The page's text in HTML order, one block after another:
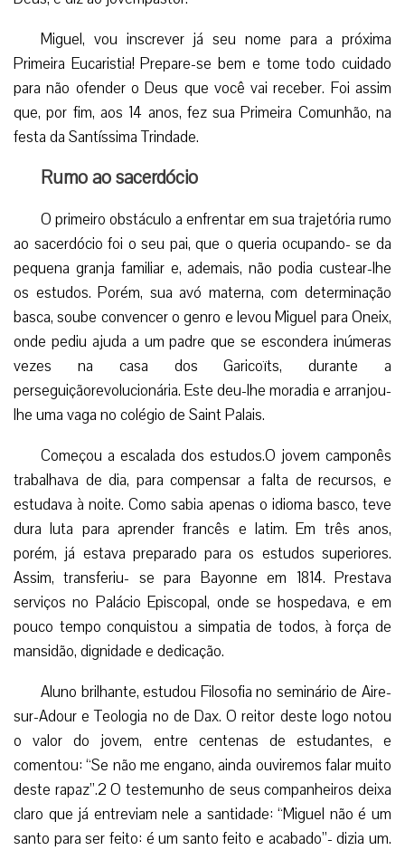
Miguel, vou inscrever já seu nome para a próxima
Primeira Eucaristia! Prepare-se bem e tome todo cuidado
para não ofender o Deus que você vai receber. Foi assim
que, por fim, aos 14 anos, fez sua Primeira Comunhão, na
festa da Santíssima Trindade.
Rumo ao sacerdócio
O primeiro obstáculo a enfrentar em sua trajetória rumo
ao sacerdócio foi o seu pai, que o queria ocupando- se da
pequena granja familiar e, ademais, não podia custear-lhe
os estudos. Porém, sua avó materna, com determinação
basca, soube convencer o genro e levou Miguel para Oneix,
onde pediu ajuda a um padre que se escondera inúmeras
vezes na casa dos Garicoïts, durante a
perseguiçãorevolucionária. Este deu-lhe moradia e arranjou-
lhe uma vaga no colégio de Saint Palais.
Começou a escalada dos estudos.O jovem camponês
trabalhava de dia, para compensar a falta de recursos, e
estudava à noite. Como sabia apenas o idioma basco, teve
dura luta para aprender francês e latim. Em três anos,
porém, já estava preparado para os estudos superiores.
Assim, transferiu- se para Bayonne em 1814. Prestava
serviços no Palácio Episcopal, onde se hospedava, e em
pouco tempo conquistou a simpatia de todos, à força de
mansidão, dignidade e dedicação.
Aluno brilhante, estudou Filosofia no seminário de Aire-
sur-Adour e Teologia no de Dax. O reitor deste logo notou
o valor do jovem, entre centenas de estudantes, e
comentou: “Se não me engano, ainda ouviremos falar muito
deste rapaz”.2 O testemunho de seus companheiros deixa
claro que já entreviam nele a santidade: “Miguel não é um
santo para ser feito: é um santo feito e acabado”- dizia um.